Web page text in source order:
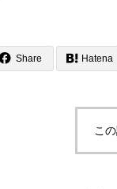
Share Hatena
こ